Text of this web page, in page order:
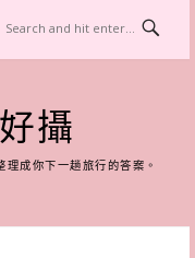
攝
成你下一趟旅行的答案。